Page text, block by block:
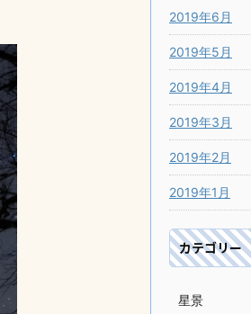
2019年6月
2019年5月
2019年4月
2019年3月
2019年2月
2019年1月
カテゴリー
星景